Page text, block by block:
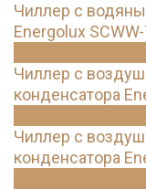
Чиллер с
Energolux
Чиллер с
конденсатора
Чиллер с
конденсатора